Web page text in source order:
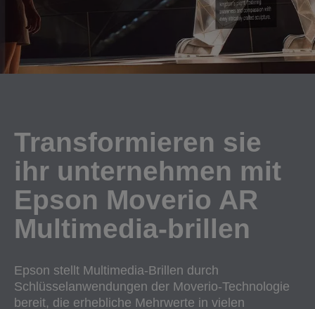
Transformieren sie
ihr unternehmen mit
Epson Moverio AR
Multimedia-brillen
Epson stellt Multimedia-Brillen durch
Schlüsselanwendungen der Moverio-Technologie
bereit, die erhebliche Mehrwerte in vielen